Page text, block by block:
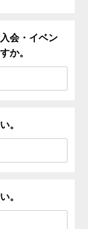
会・イベン
か。
。
。